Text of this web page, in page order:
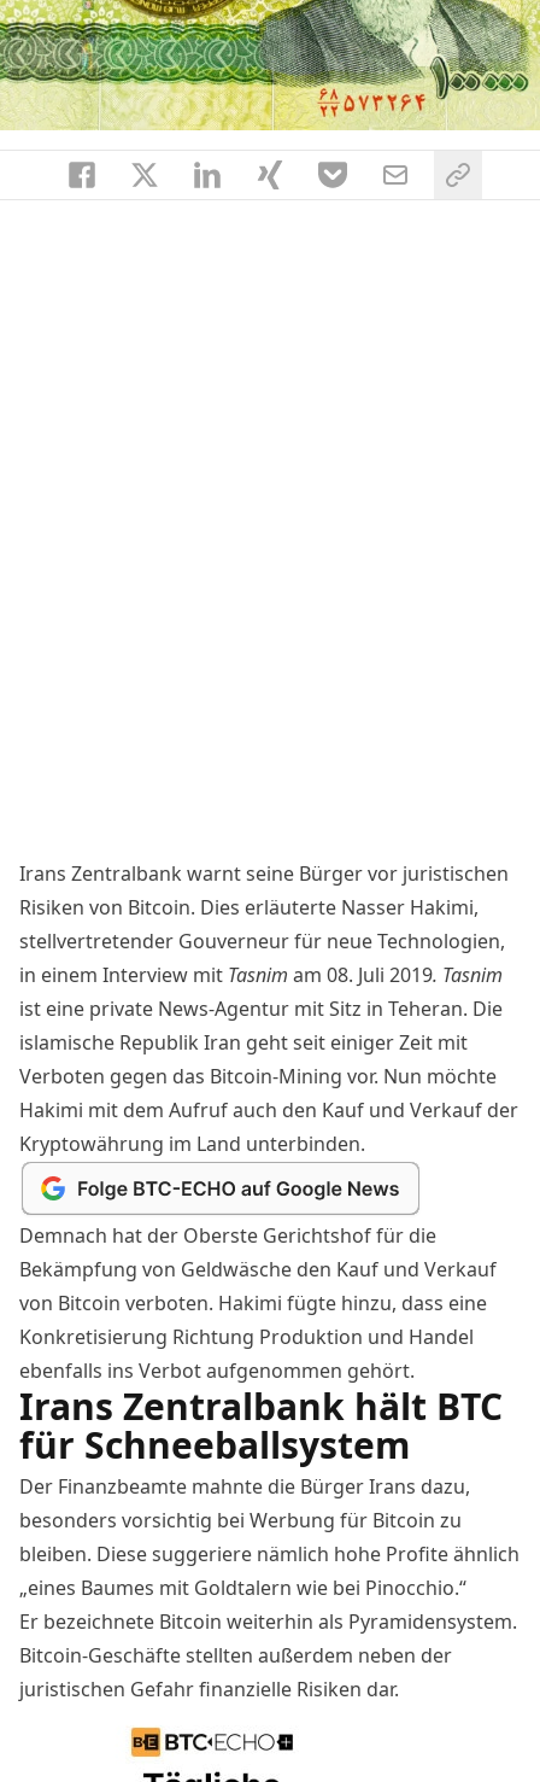
Irans Zentralbank warnt seine Bürger vor juristischen
Risiken von Bitcoin. Dies erläuterte Nasser Hakimi,
stellvertretender Gouverneur für neue Technologien,
in einem Interview mit Tasnim am 08. Juli 2019. Tasnim
ist eine private News-Agentur mit Sitz in Teheran. Die
islamische Republik Iran geht seit einiger Zeit mit
Verboten gegen das Bitcoin-Mining vor. Nun möchte
Hakimi mit dem Aufruf auch den Kauf und Verkauf der
Kryptowährung im Land unterbinden.
Demnach hat der Oberste Gerichtshof für die
Bekämpfung von Geldwäsche den Kauf und Verkauf
von Bitcoin verboten. Hakimi fügte hinzu, dass eine
Konkretisierung Richtung Produktion und Handel
ebenfalls ins Verbot aufgenommen gehört.
Irans Zentralbank hält BTC
für Schneeballsystem
Der Finanzbeamte mahnte die Bürger Irans dazu,
besonders vorsichtig bei Werbung für Bitcoin zu
bleiben. Diese suggeriere nämlich hohe Profite ähnlich
„eines Baumes mit Goldtalern wie bei Pinocchio.“
Er bezeichnete Bitcoin weiterhin als Pyramidensystem.
Bitcoin-Geschäfte stellten außerdem neben der
juristischen Gefahr finanzielle Risiken dar.